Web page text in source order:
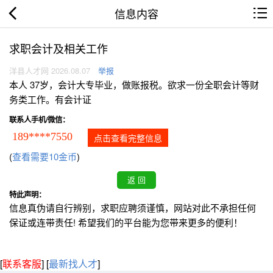
信息内容
求职会计及相关工作
洋县人才网 2026.08.07 举报
本人 37岁，会计大专毕业，做账报税。欲求一份全职会计等财
务类工作。有会计证
联系人手机/微信：
189****7550 点击查看完整信息
(查看需要10金币)
特此声明：
信息真伪请自行辨别，求职应聘须谨慎，网站对此不承担任何
保证或连带责任! 希望我们的平台能为您带来更多的便利！
[联系客服] [最新找人才]